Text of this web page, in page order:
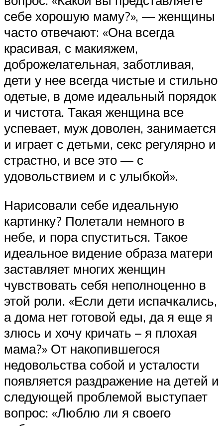
себе хорошую маму?», — женщины
часто отвечают: «Она всегда
красивая, с макияжем,
доброжелательная, заботливая,
дети у нее всегда чистые и стильно
одетые, в доме идеальный порядок
и чистота. Такая женщина все
успевает, муж доволен, занимается
и играет с детьми, секс регулярно и
страстно, и все это — с
удовольствием и с улыбкой».
Нарисовали себе идеальную
картинку? Полетали немного в
небе, и пора спуститься. Такое
идеальное видение образа матери
заставляет многих женщин
чувствовать себя неполноценно в
этой роли. «Если дети испачкались,
а дома нет готовой еды, да я еще я
злюсь и хочу кричать – я плохая
мама?» От накопившегося
недовольства собой и усталости
появляется раздражение на детей и
следующей проблемой выступает
вопрос: «Люблю ли я своего